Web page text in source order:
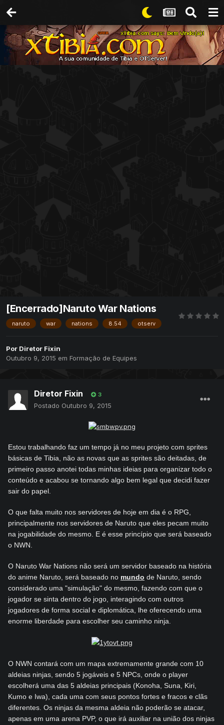
[Encerrado]Naruto War Nations
naruto war nations 8.54 otserv
Por Diretor Fixin
Outubro 9, 2015 em Formação de Equipes
Diretor Fixin 3
Postado Outubro 9, 2015
Estou trabalhando faz um tempo já no meu projeto com sprites
básicas de Tibia, não as novas que as sprites são deitadas, de
primeiro passo anotei todas minhas ideias para organizar todo o
conteúdo e acabou se tornando algo bem legal que decidi fazer
sair do papel.
O que falta muito nos servidores de hoje em dia é o RPG,
principalmente nos servidores de Naruto que eles pecam muito
na jogabilidade do mesmo. E é esse princípio que será baseado
o NWN.
O Naruto War Nations não será um servidor baseado na história
do anime Naruto, será baseado no mundo de Naruto, sendo
considerado uma "simulação" do mesmo, fazendo com que o
jogador se sinta dentro do jogo, interagindo com outros
jogadores de forma social e diplomática, lhe oferecendo uma
enorme liberdade para escolher seu caminho ninja.
O NWN contará com um mapa extremamente grande com 10
aldeias ninjas, sendo 5 jogáveis e 5 NPCs, onde o player
escolherá uma das 5 aldeias principais (Konoha, Suna, Kiri,
Kumo e Iwa), cada uma com seus pontos fortes e fracos e clãs
diferentes. Os ninjas da mesma aldeia não poderão se atacar,
apenas em uma arena PVP, o que irá auxiliar na união dos ninjas